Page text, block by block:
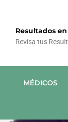
Resultados
Revisa tus
MÉDICOS